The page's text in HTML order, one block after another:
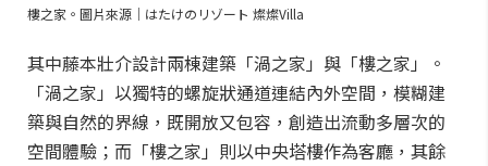
樓之家。圖片來源｜はたけのリゾート 燦燦Villa
其中藤本壯介設計兩棟建築「渦之家」與「樓之家」。
「渦之家」以獨特的螺旋狀通道連結內外空間，模糊建
築與自然的界線，既開放又包容，創造出流動多層次的
空間體驗；而「樓之家」則以中央塔樓作為客廳，其餘